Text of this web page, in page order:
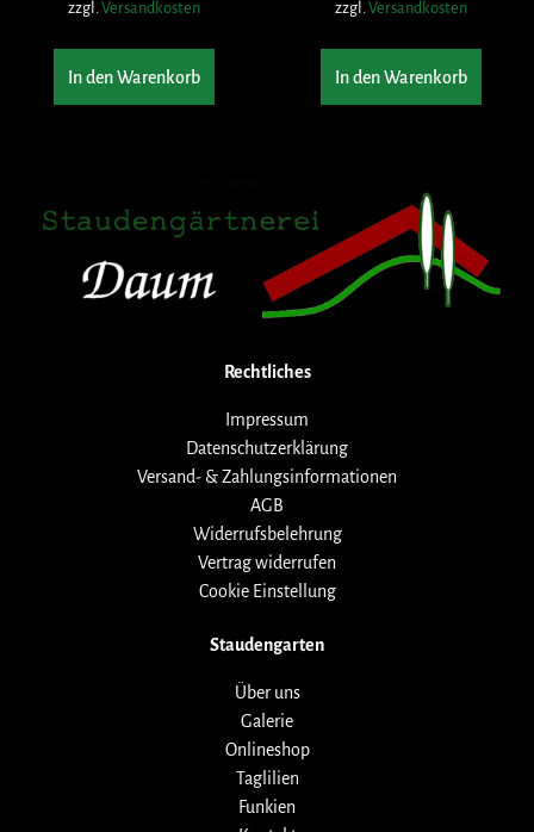
zzgl. Versandkosten
In den Warenkorb
zzgl. Versandkosten
In den Warenkorb
Rechtliches
Impressum
Datenschutzerklärung
Versand- & Zahlungsinformationen
AGB
Widerrufsbelehrung
Vertrag widerrufen
Cookie Einstellung
Staudengarten
Über uns
Galerie
Onlineshop
Taglilien
Funkien